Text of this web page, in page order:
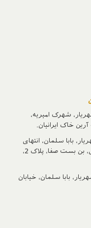
شهرک امیریه،
خاک ایرانیان.
بابا سلمان، انتهای
خیابان گلزار شهدا، انتهای خیابان بغدادی، بن بست صفا، پلاک 2،
بابا سلمان، خیابان